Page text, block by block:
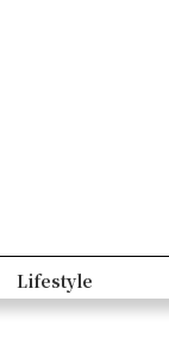
Lifestyle